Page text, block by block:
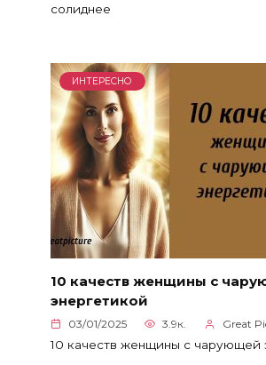
солиднее
ИНТЕРЕСНО
10 качеств женщины с
энергетикой
03/01/2025 3.9к. Great
10 качеств женщины с чарующей